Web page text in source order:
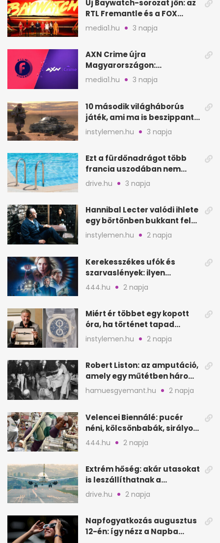
Új Baywatch-sorozat jön: az
RTL Fremantle és a FOX
készíti
media1.hu 3 napja
AXN Crime újra
Magyarországon:
szeptembertől a Viasat Film
media1.hu 3 napja
10 második világháborús
játék, ami ma is beszippant
a képernyő elé
instylemen.hu 3 napja
Ezt a fürdőnadrágot több
francia uszodában nem
fogadják el
drive.hu 3 napja
Hannibal Lecter valódi ihlete
egy börtönben bukkant fel
Thomas Harrisnek
instylemen.hu 2 napja
Kerekesszékes ufók és
szarvaslények: ilyen
Spielberg új filmje
444.hu 2 napja
Miért ér többet egy kopott
óra, ha történet tapad
hozzá?
instylemen.hu 2 napja
Robert Liston: az amputáció,
amely egy műtétben három
életet követelt
hamuesgyemant.hu 2 napja
Velencei Biennálé: pucér
néni, kölcsönbabák, sirályok,
és kész a családi program
444.hu 2 napja
Extrém hőség: akár utasokat
is leszállíthatnak a
repülőgépről
drive.hu 2 napja
Napfogyatkozás augusztus
12-én: így nézz a Napba